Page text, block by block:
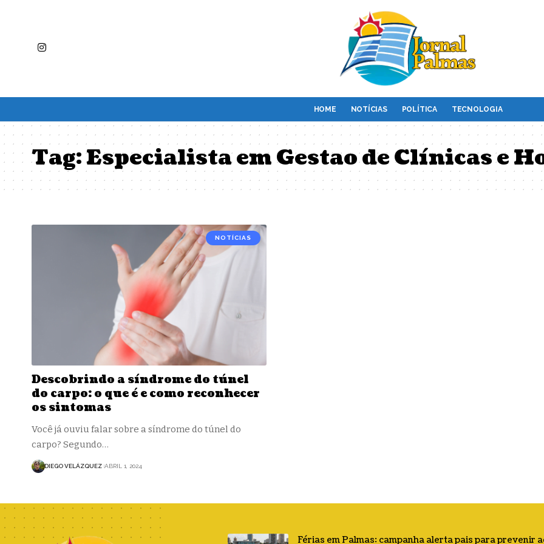
HOME NOTÍCIAS POLÍTICA TECNOLOGIA
Tag:Especialista em Gestao de Clínicas e
NOTÍCIAS
Descobrindo a síndrome do túnel
do carpo: o que é e como reconhecer
os sintomas
Você já ouviu falar sobre a síndrome do túnel do
carpo? Segundo…
DIEGO VELÁZQUEZ ABRIL 1, 2024
Férias em Palmas: campanha alerta pais para prevenir